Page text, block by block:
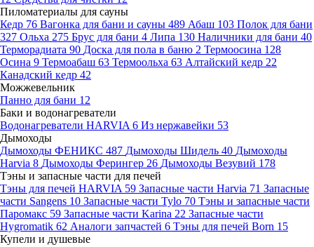
Пиломатериалы для сауны
Кедр 76 Вагонка для бани и сауны 489 Абаш 103 Полок для бани
327 Ольха 275 Брус для бани 4 Липа 130 Наличники для бани 40
Терморадиата 90 Доска для пола в баню 2 Термоосина 128
Осина 9 Термоабаш 63 Термоольха 63 Алтайский кедр 22
Канадский кедр 42
Можжевельник
Панно для бани 12
Баки и водонагреватели
Водонагреватели HARVIA 6 Из нержавейки 53
Дымоходы
Дымоходы ФЕНИКС 487 Дымоходы Шидель 40 Дымоходы
Harvia 8 Дымоходы Ферингер 26 Дымоходы Везувий 178
Тэны и запасные части для печей
Тэны для печей HARVIA 59 Запасные части Harvia 71 Запасные
части Sangens 10 Запасные части Tylo 70 Тэны и запасные части
Паромакс 59 Запасные части Karina 22 Запасные части
Hygromatik 62 Аналоги запчастей 6 Тэны для печей Born 15
Купели и душевые